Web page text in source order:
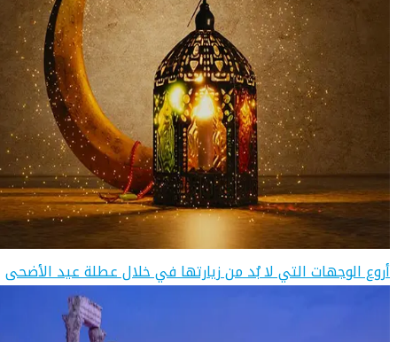
أروع الوجهات التي لا بُد من زيارتها في خلال عطلة عيد الأضحى